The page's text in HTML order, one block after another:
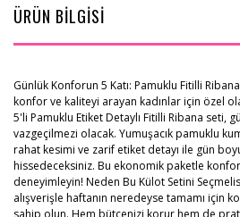
ÜRÜN BİLGİSİ
Günlük Konforun 5 Katı: Pamuklu Fitilli
konfor ve kaliteyi arayan kadınlar için özel
5'li Pamuklu Etiket Detaylı Fitilli Ribana seti,
vazgeçilmezi olacak. Yumuşacık pamuklu
rahat kesimi ve zarif etiket detayı ile gün
hissedeceksiniz. Bu ekonomik paketle
deneyimleyin! Neden Bu Külot Setini
alışverişle haftanın neredeyse tamamı için
sahip olun. Hem bütçenizi korur hem de